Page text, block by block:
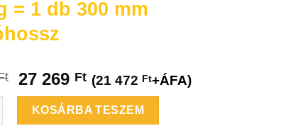
= 1 db 300 mm
27 269 Ft (21 472 Ft+ÁFA)
átmérő=125 mm világosszürke tetőösszefolyó egység = 1
KOSÁRBA TESZEM